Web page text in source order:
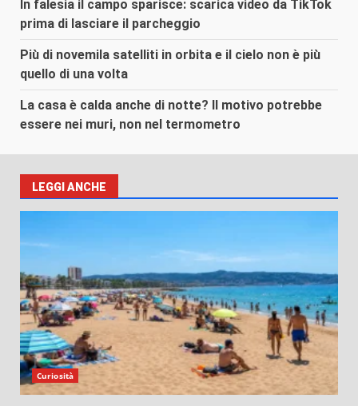
In falesia il campo sparisce: scarica video da TikTok
prima di lasciare il parcheggio
Più di novemila satelliti in orbita e il cielo non è più
quello di una volta
La casa è calda anche di notte? Il motivo potrebbe
essere nei muri, non nel termometro
LEGGI ANCHE
Curiosità